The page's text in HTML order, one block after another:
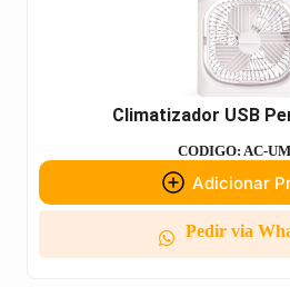
Climatizador USB
CODIGO: AC-
Adicionar
Pedir via